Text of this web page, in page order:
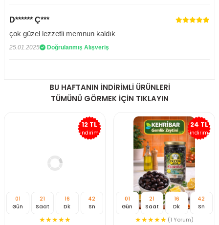
D****** Ç***
çok güzel lezzetli memnun kaldık
25.01.2025 Doğrulanmış Alışveriş
BU HAFTANIN İNDİRİMLİ ÜRÜNLERİ
TÜMÜNÜ GÖRMEK İÇİN TIKLAYIN
12 TL
indirim
01
Gün
21
Saat
16
Dk
41
Sn
24 TL
indirim
01
Gün
21
Saat
16
Dk
41
Sn
(1 Yorum)